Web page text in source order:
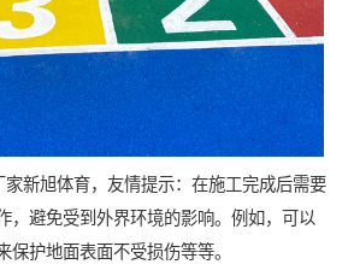
新旭体育，友情提示：在施工完成后需要
，避免受到外界环境的影响。例如，可以
保护地面表面不受损伤等等。